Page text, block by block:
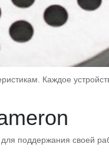
Каждое
поддержания своей